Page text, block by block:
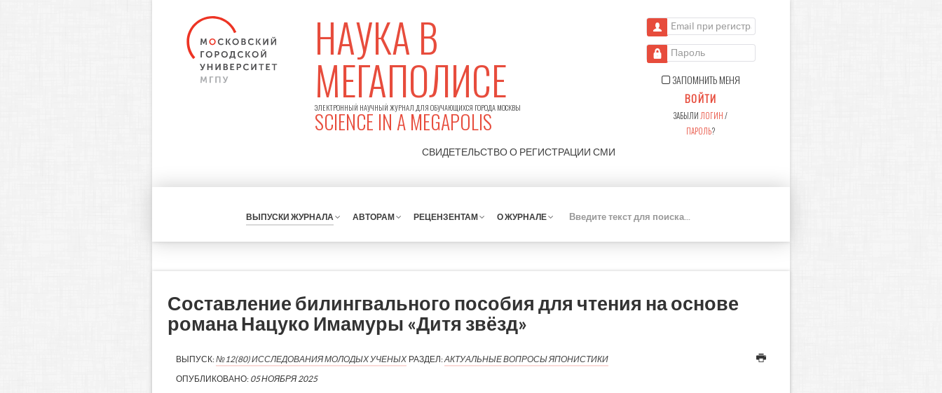
НАУКА В
МЕГАПОЛИСЕ
ЭЛЕКТРОННЫЙ НАУЧНЫЙ ЖУРНАЛ ДЛЯ ОБУЧАЮЩИХСЯ ГОРОДА МОСКВЫ
SCIENCE IN A MEGAPOLIS
СВИДЕТЕЛЬСТВО О РЕГИСТРАЦИИ СМИ
Email при регистрации
Пароль
ЗАПОМНИТЬ МЕНЯ
ВОЙТИ
ЗАБЫЛИ ЛОГИН/
ПАРОЛЬ?
ВЫПУСКИ ЖУРНАЛА АВТОРАМ РЕЦЕНЗЕНТАМ О ЖУРНАЛЕ
К
Составление билингвального пособия для чтения на основе
романа Нацуко Имамуры «Дитя звёзд»
ВЫПУСК:№12(80) ИССЛЕДОВАНИЯ МОЛОДЫХ УЧЕНЫХ РАЗДЕЛ:АКТУАЛЬНЫЕ ВОПРОСЫ ЯПОНИСТИКИ
ОПУБЛИКОВАНО: 05 НОЯБРЯ 2025